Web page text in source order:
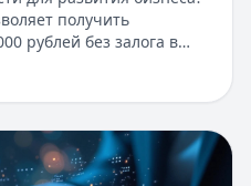
получить
рублей без залога в
за 1 день,
возможность
условия
подход к каждому
со сниженной
дебиторской